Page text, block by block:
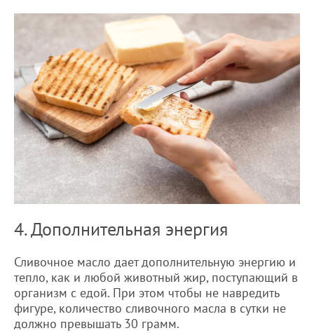
4. Дополнительная энергия
Сливочное масло дает дополнительную энергию и
тепло, как и любой животный жир, поступающий в
организм с едой. При этом чтобы не навредить
фигуре, количество сливочного масла в сутки не
должно превышать 30 грамм.